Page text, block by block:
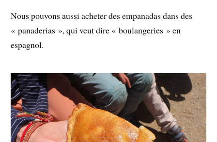
Nous pouvons aussi acheter des empanadas dans des
« panaderias », qui veut dire « boulangeries » en
espagnol.